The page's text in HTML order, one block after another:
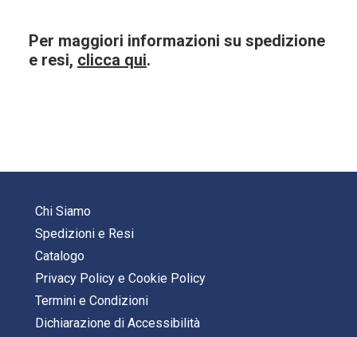
Per maggiori informazioni su spedizione
e resi, clicca qui.
Chi Siamo
Spedizioni e Resi
Catalogo
Privacy Policy e Cookie Policy
Termini e Condizioni
Dichiarazione di Accessibilità